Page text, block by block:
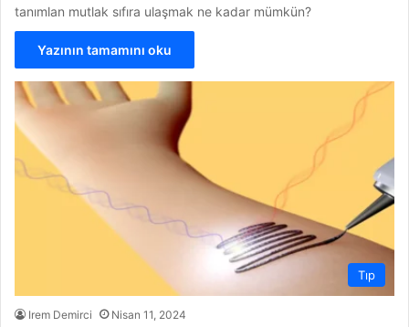
tanımlan mutlak sıfıra ulaşmak ne kadar mümkün?
Yazının tamamını oku
Tıp
Irem Demirci Nisan 11, 2024